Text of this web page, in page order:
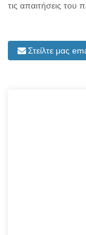
τις απαιτήσεις του
Στείλτε μας